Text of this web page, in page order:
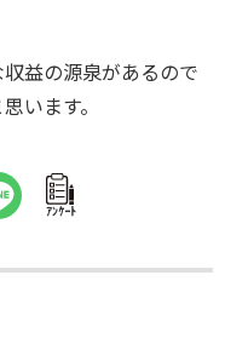
益の源泉があるので
います。
ｱﾝｹｰﾄ